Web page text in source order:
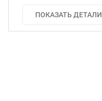
ПОКАЗАТЬ ДЕТАЛИ